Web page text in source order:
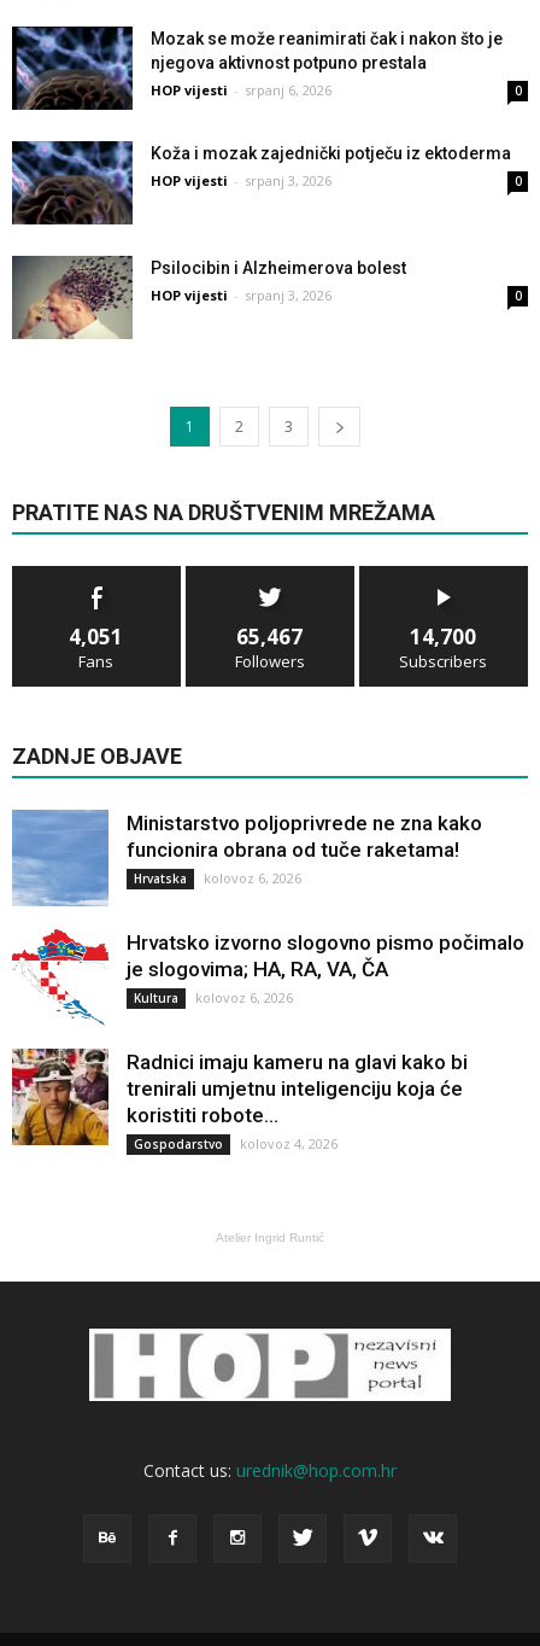
Mozak se može reanimirati čak i nakon što je
njegova aktivnost potpuno prestala
HOP vijesti - srpanj 6, 2026 0
Koža i mozak zajednički potječu iz ektoderma
HOP vijesti - srpanj 3, 2026 0
Psilocibin i Alzheimerova bolest
HOP vijesti - srpanj 3, 2026 0
1 2 3
PRATITE NAS NA DRUŠTVENIM MREŽAMA
4,051
Fans
65,467
Followers
14,700
Subscribers
ZADNJE OBJAVE
Ministarstvo poljoprivrede ne zna kako
funcionira obrana od tuče raketama!
Hrvatska kolovoz 6, 2026
Hrvatsko izvorno slogovno pismo počimalo
je slogovima; HA, RA, VA, ČA
Kultura kolovoz 6, 2026
Radnici imaju kameru na glavi kako bi
trenirali umjetnu inteligenciju koja će
koristiti robote...
Gospodarstvo kolovoz 4, 2026
Atelier Ingrid Runtić
Contact us: urednik@hop.com.hr